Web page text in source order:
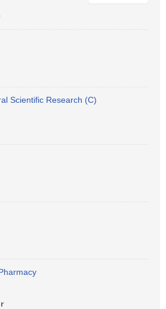
Scientific Research (C)